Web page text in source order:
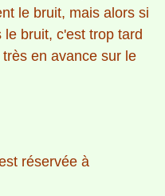
le bruit, mais alors si
bruit, c'est trop tard
en avance sur le
réservée à